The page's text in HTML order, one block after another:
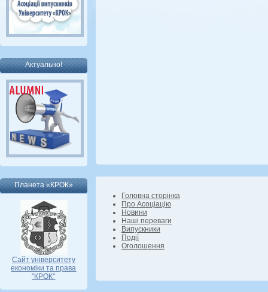
Актуально!
Планета «КРОК»
Сайт університету
економіки та права
"КРОК"
Головна сторінка
Про Асоціацію
Новини
Наші переваги
Випускники
Події
Оголошення